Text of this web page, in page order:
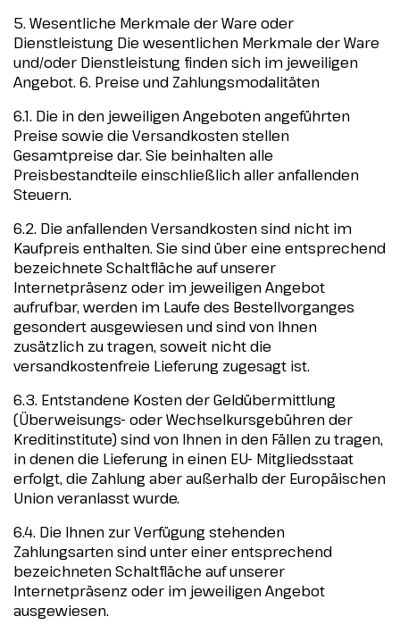
5. Wesentliche Merkmale der Ware oder
Dienstleistung Die wesentlichen Merkmale der Ware
und/oder Dienstleistung finden sich im jeweiligen
Angebot. 6. Preise und Zahlungsmodalitäten
6.1. Die in den jeweiligen Angeboten angeführten
Preise sowie die Versandkosten stellen
Gesamtpreise dar. Sie beinhalten alle
Preisbestandteile einschließlich aller anfallenden
Steuern.
6.2. Die anfallenden Versandkosten sind nicht im
Kaufpreis enthalten. Sie sind über eine entsprechend
bezeichnete Schaltfläche auf unserer
Internetpräsenz oder im jeweiligen Angebot
aufrufbar, werden im Laufe des Bestellvorganges
gesondert ausgewiesen und sind von Ihnen
zusätzlich zu tragen, soweit nicht die
versandkostenfreie Lieferung zugesagt ist.
6.3. Entstandene Kosten der Geldübermittlung
(Überweisungs- oder Wechselkursgebühren der
Kreditinstitute) sind von Ihnen in den Fällen zu tragen,
in denen die Lieferung in einen EU- Mitgliedsstaat
erfolgt, die Zahlung aber außerhalb der Europäischen
Union veranlasst wurde.
6.4. Die Ihnen zur Verfügung stehenden
Zahlungsarten sind unter einer entsprechend
bezeichneten Schaltfläche auf unserer
Internetpräsenz oder im jeweiligen Angebot
ausgewiesen.